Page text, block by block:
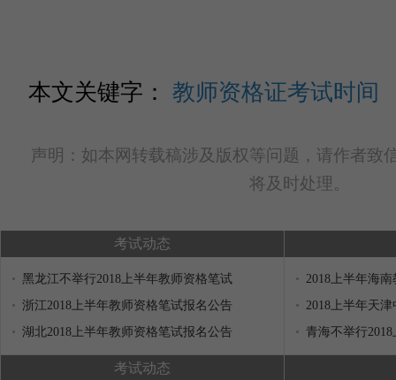
本文关键字： 教师资格证考试时间
声明：如本网转载稿涉及版权等问题，请作者致
将及时处理。
考试动态
黑龙江不举行2018上半年教师资格笔试
浙江2018上半年教师资格笔试报名公告
湖北2018上半年教师资格笔试报名公告
2018上半年海
2018上半年天
青海不举行
考试动态